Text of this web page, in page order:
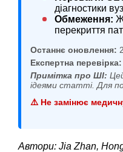
діагностики
Обмеження:
перекриття
Останнє оновлення:
Експертна перевірка:
Примітка про ШІ:
ідеями статті. Для
⚠️ Не замінює
Автори: Jia Zhan,